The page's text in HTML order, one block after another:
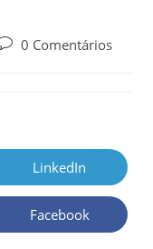
0 Comentários
LinkedIn
Facebook